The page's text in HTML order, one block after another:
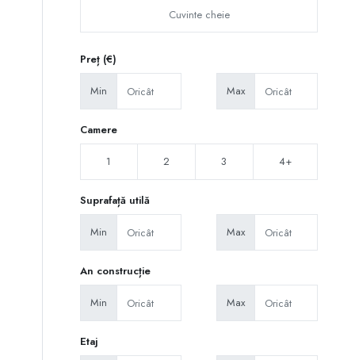
Preț (€)
Min Max
Camere
1 2 3 4+
Suprafață utilă
Min Max
An construcție
Min Max
Etaj